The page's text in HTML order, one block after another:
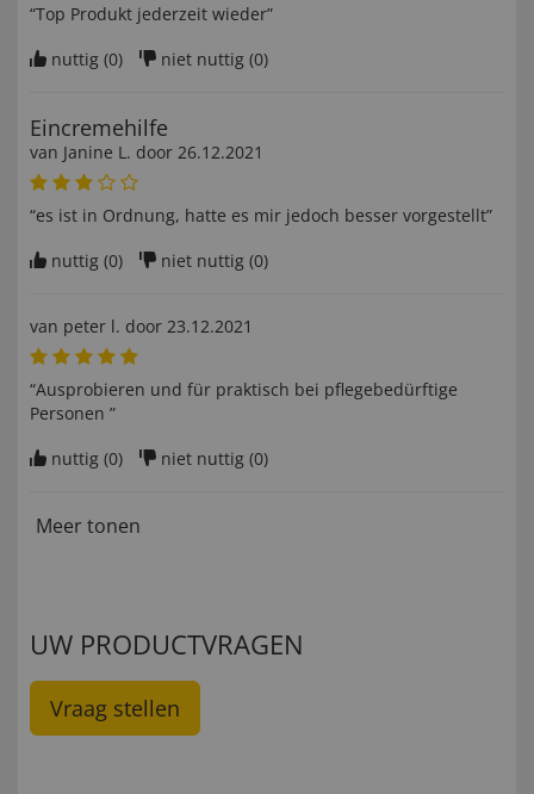
“Top Produkt jederzeit wieder”
nuttig (0) niet nuttig (0)
Eincremehilfe
van Janine L. door 26.12.2021
“es ist in Ordnung, hatte es mir jedoch besser vorgestellt”
nuttig (0) niet nuttig (0)
van peter l. door 23.12.2021
“Ausprobieren und für praktisch bei pflegebedürftige
Personen ”
nuttig (0) niet nuttig (0)
Meer tonen
UW PRODUCTVRAGEN
Vraag stellen